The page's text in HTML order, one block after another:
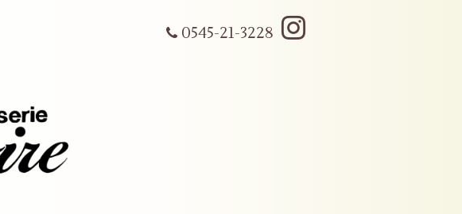
0545-21-3228